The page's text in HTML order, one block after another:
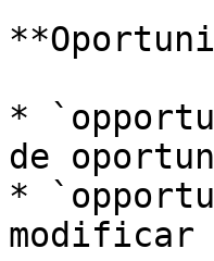
*
de
*
modificar